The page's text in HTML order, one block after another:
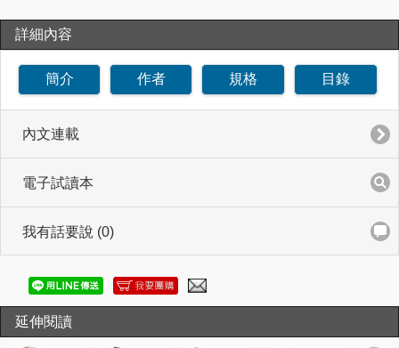
詳細內容
簡介 作者 規格 目錄
內文連載
電子試讀本
我有話要說 (0)
延伸閱讀